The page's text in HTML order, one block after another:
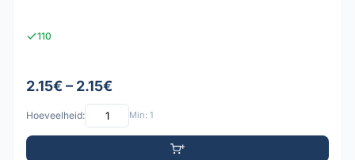
110
2.15€ – 2.15€
Hoeveelheid: Min: 1